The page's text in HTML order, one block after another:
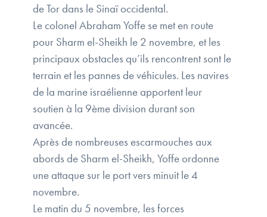
de Tor dans le Sinaï occidental.
Le colonel Abraham Yoffe se met en route
pour Sharm el-Sheikh le 2 novembre, et les
principaux obstacles qu’ils rencontrent sont le
terrain et les pannes de véhicules. Les navires
de la marine israélienne apportent leur
soutien à la 9ème division durant son
avancée.
Après de nombreuses escarmouches aux
abords de Sharm el-Sheikh, Yoffe ordonne
une attaque sur le port vers minuit le 4
novembre.
Le matin du 5 novembre, les forces